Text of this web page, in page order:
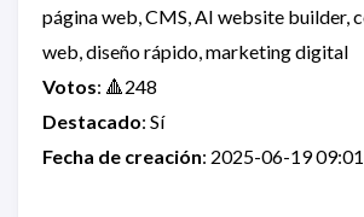
página web, CMS, AI website builder,
web, diseño rápido, marketing digital
Votos: 🔺248
Destacado: Sí
Fecha de creación: 2025-06-19